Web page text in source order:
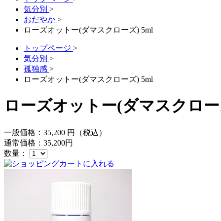
気分別 >
おだやか >
ローズオットー(ダマスクローズ) 5ml
トップページ >
気分別 >
孤独感 >
ローズオットー(ダマスクローズ) 5ml
ローズオットー(ダマスクロ
一般価格： 35,200 円（税込）
通常価格： 35,200円
数量：